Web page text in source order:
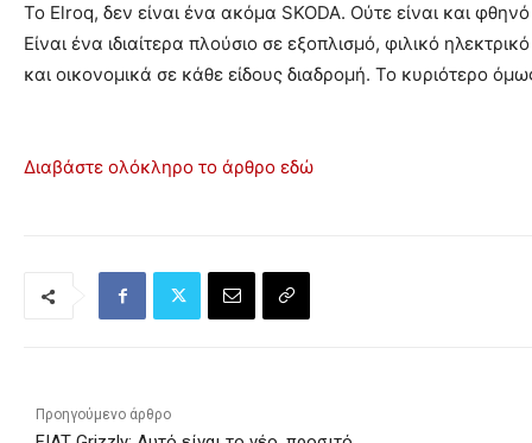
Το Elroq, δεν είναι ένα ακόμα SKODA. Ούτε είναι και
Είναι ένα ιδιαίτερα πλούσιο σε εξοπλισμό, φιλικό
και οικονομικά σε κάθε είδους διαδρομή. Το κυριότερο
Διαβάστε ολόκληρο το άρθρο εδώ
Προηγούμενο άρθρο